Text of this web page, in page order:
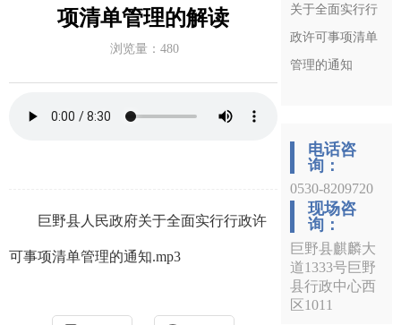
项清单管理的解读
浏览量：480
巨野县人民政府关于全面实行行政许
可事项清单管理的通知.mp3
关于全面实行行
政许可事项清单
管理的通知
电话咨
询：
0530-8209720
现场咨
询：
巨野县麒麟大
道1333号巨野
县行政中心西
区1011